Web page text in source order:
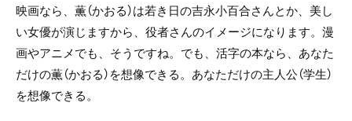
映画なら、薫（かおる）は若き日の吉永小百合さんとか、美し
い女優が演じますから、役者さんのイメージになります。漫
画やアニメでも、そうですね。でも、活字の本なら、あなた
だけの薫（かおる）を想像できる。あなただけの主人公（学生）
を想像できる。